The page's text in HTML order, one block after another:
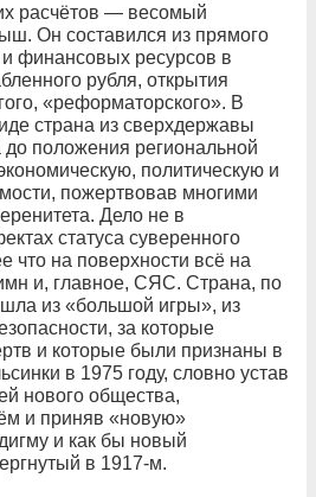
расчётов — весомый
Он составился из прямого
финансовых ресурсов в
рубля, открытия
«реформаторского». В
страна из сверхдержавы
положения региональной
политическую и
пожертвовав многими
Дело не в
статуса суверенного
что на поверхности всё на
и, главное, СЯС. Страна, по
из «большой игры», из
за которые
и которые были признаны в
в 1975 году, словно устав
нового общества,
и приняв «новую»
и как бы новый
в 1917‑м.